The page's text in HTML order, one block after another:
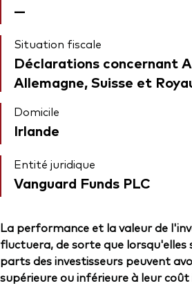
—
Situation fiscale
Déclarations concernant
Allemagne, Suisse et
Domicile
Irlande
Entité juridique
Vanguard Funds PLC
La performance et la valeur de
fluctuera, de sorte que lorsqu'elles
parts des investisseurs peuvent
supérieure ou inférieure à leur coût